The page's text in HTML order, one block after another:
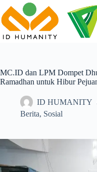
to
content
MC.ID dan LPM Dompet
Ramadhan untuk Hibur
ID HUMANITY
Berita, Sosial